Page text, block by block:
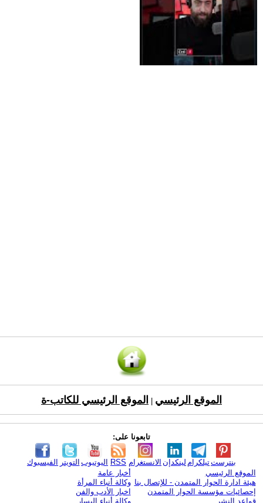
الموقع الرئيسي الموقع الرئيسي للكاتب-ة
تابعونا على:
الفيسبوك التويتر اليوتيوب RSS الانستغرام لينكدإن تيلكرامبنترست
الموقع الرئيسي
هيئة ادارة الحوار المتمدن - للإتصال بنا
إحصائيات مؤسسة الحوار المتمدن
قواعد النشر
أخبار عامة
وكالة أنباء المرأة
اخبار الأدب والفن
وكالة أنباء اليسار